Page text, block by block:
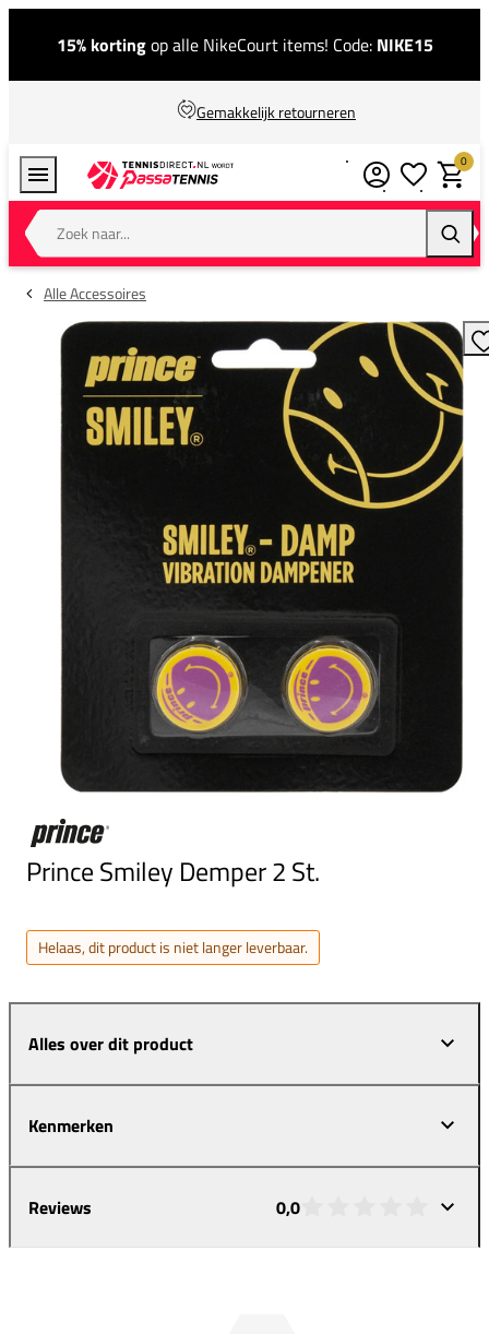
15% kortingop alle NikeCourt items! Code: NIKE15
Gemakkelijk retourneren
Zoek naar...
0
Alle Accessoires
Prince Smiley Demper 2 St.
Helaas, dit product is niet langer leverbaar.
Alles over dit product
Kenmerken
Reviews 0,0